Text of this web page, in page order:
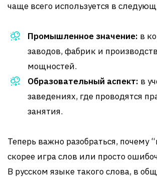
чаще всего используется в
Промышленное значение: в
заводов, фабрик и
мощностей.
Образовательный аспект: в
заведениях, где проводятся
занятия.
Теперь важно разобраться, почему
скорее игра слов или просто
В русском языке такого слова, в